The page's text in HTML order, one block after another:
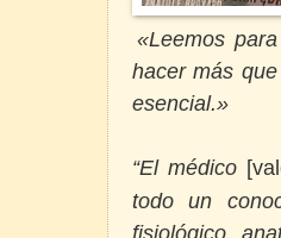
«Leemos
hacer más
esencial.»
“El médico
todo un
fisiológico,